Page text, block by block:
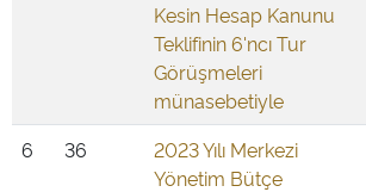
Kesin Hesap Kanunu
Teklifinin 6'ncı Tur
Görüşmeleri
münasebetiyle
6 36
2023 Yılı Merkezi
Yönetim Bütçe